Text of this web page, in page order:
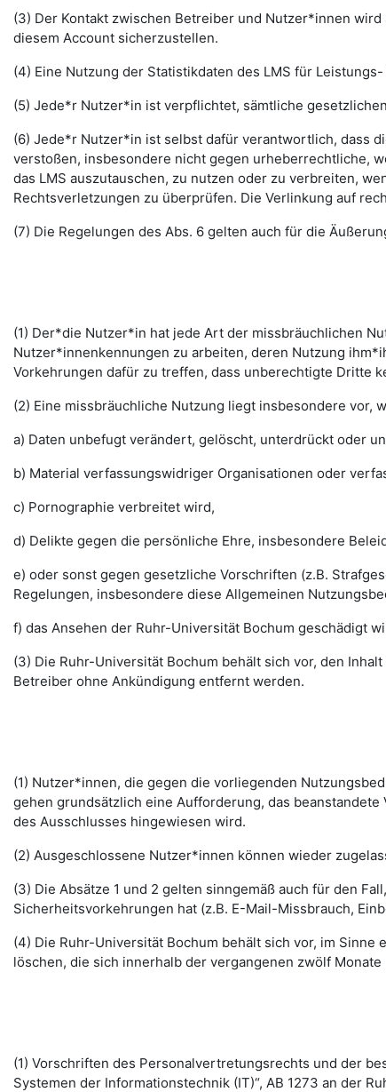
(3) Der Kontakt zwischen Betreiber und Nutzer*innen
diesem Account sicherzustellen.
(4) Eine Nutzung der Statistikdaten des LMS für
(5) Jede*r Nutzer*in ist verpflichtet, sämtliche
(6) Jede*r Nutzer*in ist selbst dafür verantwortlich, dass
verstoßen, insbesondere nicht gegen urheberrechtliche,
das LMS auszutauschen, zu nutzen oder zu verbreiten,
Rechtsverletzungen zu überprüfen. Die Verlinkung auf
(7) Die Regelungen des Abs. 6 gelten auch für die
(1) Der*die Nutzer*in hat jede Art der missbräuchlichen
Nutzer*innenkennungen zu arbeiten, deren Nutzung
Vorkehrungen dafür zu treffen, dass unberechtigte Dritte
(2) Eine missbräuchliche Nutzung liegt insbesondere vor,
a) Daten unbefugt verändert, gelöscht, unterdrückt oder
b) Material verfassungswidriger Organisationen oder
c) Pornographie verbreitet wird,
d) Delikte gegen die persönliche Ehre, insbesondere
e) oder sonst gegen gesetzliche Vorschriften (z.B.
Regelungen, insbesondere diese Allgemeinen
f) das Ansehen der Ruhr-Universität Bochum geschädigt
(3) Die Ruhr-Universität Bochum behält sich vor, den
Betreiber ohne Ankündigung entfernt werden.
(1) Nutzer*innen, die gegen die vorliegenden
gehen grundsätzlich eine Aufforderung, das
des Ausschlusses hingewiesen wird.
(2) Ausgeschlossene Nutzer*innen können wieder
(3) Die Absätze 1 und 2 gelten sinngemäß auch für den
Sicherheitsvorkehrungen hat (z.B. E-Mail-Missbrauch,
(4) Die Ruhr-Universität Bochum behält sich vor, im
löschen, die sich innerhalb der vergangenen zwölf
(1) Vorschriften des Personalvertretungsrechts und der
Systemen der Informationstechnik (IT)“, AB 1273 an der